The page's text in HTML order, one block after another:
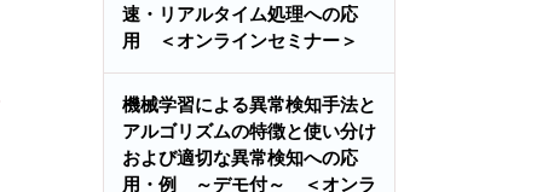
速・リアルタイム処理への応
用 ＜オンラインセミナー＞
機械学習による異常検知手法と
アルゴリズムの特徴と使い分け
および適切な異常検知への応
用・例 ～デモ付～ ＜オンラ